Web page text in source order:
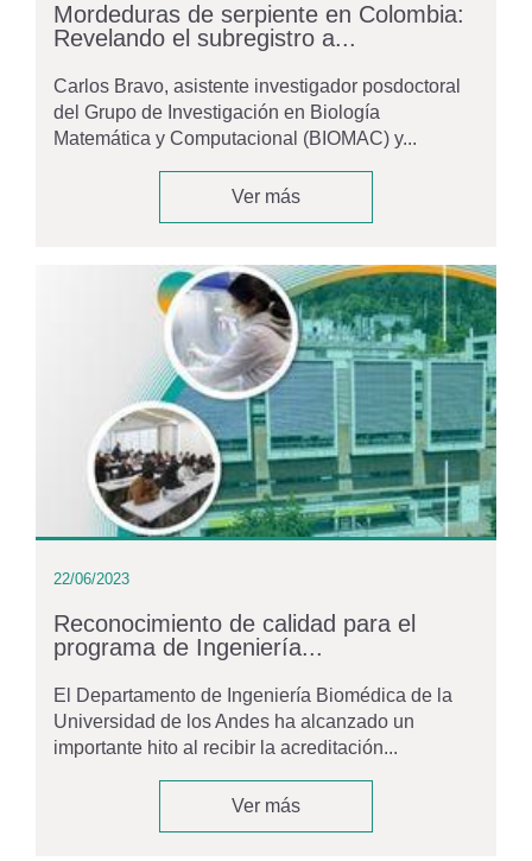
Mordeduras de serpiente en Colombia:
Revelando el subregistro a...
Carlos Bravo, asistente investigador posdoctoral
del Grupo de Investigación en Biología
Matemática y Computacional (BIOMAC) y...
Ver más
22/06/2023
Reconocimiento de calidad para el
programa de Ingeniería...
El Departamento de Ingeniería Biomédica de la
Universidad de los Andes ha alcanzado un
importante hito al recibir la acreditación...
Ver más